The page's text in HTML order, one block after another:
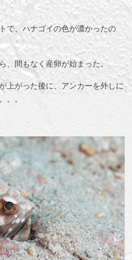
で、ハナゴイの色が濃かったの
、間もなく産卵が始まった。
上がった後に、アンカーを外しに
。。